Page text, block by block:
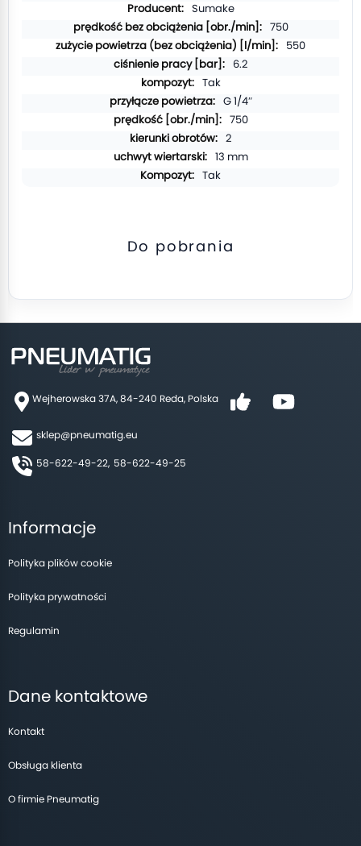
Sumake
750
550
6.2
Tak
G 1/4″
750
2
13 mm
Tak
Do pobrania
Wejherowska 37A, 84-240 Reda, Polska
sklep@pneumatig.eu
58-622-49-22, 58-622-49-25
Informacje
Polityka plików cookie
Polityka prywatności
Regulamin
Dane kontaktowe
Kontakt
Obsługa klienta
O firmie Pneumatig